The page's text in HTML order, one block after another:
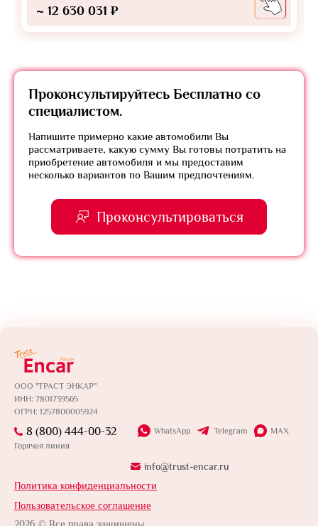
~ 12 630 031 ₽
Проконсультируйтесь Бесплатно со
специалистом.
Напишите примерно какие автомобили Вы
рассматриваете, какую сумму Вы готовы потратить на
приобретение автомобиля и мы предоставим
несколько вариантов по Вашим предпочтениям.
Проконсультироваться
ООО "ТРАСТ ЭНКАР"
ИНН: 7801739565
ОГРН: 1257800005924
Политика конфиденциальности
Пользовательское соглашение
8 (800) 444-00-32
Горячая линия
WhatsApp Telegram MAX
info@trust-encar.ru